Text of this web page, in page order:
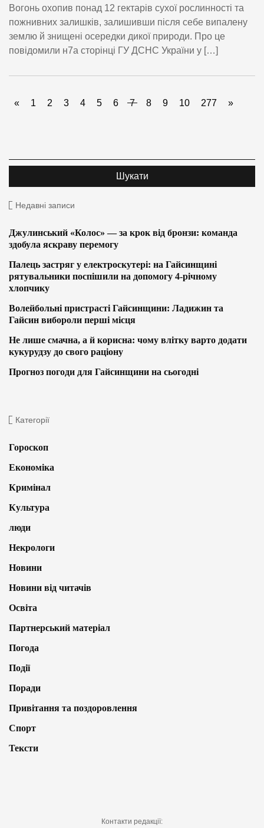
Вогонь охопив понад 12 гектарів сухої рослинності та
пожнивних залишків, залишивши після себе випалену
землю й знищені осередки дикої природи. Про це
повідомили н7а сторінці ГУ ДСНС України у […]
« 1 2 3 4 5 6 7 8 9 10 277 »
Недавні записи
Джулинський «Колос» — за крок від бронзи: команда
здобула яскраву перемогу
Палець застряг у електроскутері: на Гайсинщині
рятувальники поспішили на допомогу 4-річному
хлопчику
Волейбольні пристрасті Гайсинщини: Ладижин та
Гайсин вибороли перші місця
Не лише смачна, а й корисна: чому влітку варто додати
кукурудзу до свого раціону
Прогноз погоди для Гайсинщини на сьогодні
Категорії
Гороскоп
Економіка
Кримінал
Культура
люди
Некрологи
Новини
Новини від читачів
Освіта
Партнерський матеріал
Погода
Події
Поради
Привітання та поздоровлення
Спорт
Тексти
Контакти редакції: